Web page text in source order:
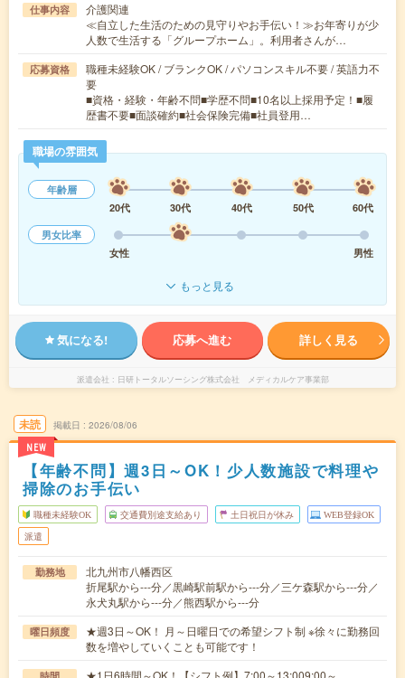
仕事内容
介護関連
≪自立した生活のための見守りやお手伝い！≫お年寄りが少
人数で生活する「グループホーム」。利用者さんが…
応募資格
職種未経験OK / ブランクOK / パソコンスキル不要 / 英語力不
要
■資格・経験・年齢不問■学歴不問■10名以上採用予定！■履
歴書不要■面談確約■社会保険完備■社員登用…
職場の雰囲気
年齢層
20代
30代 40代 50代
60代
男女比率
女性
男性
もっと見る
気になる! 応募へ進む 詳しく見る
派遣会社 日研トータルソーシング株式会社 メディカルケア事業部
未読
NEW
掲載日 2026/08/06
【年齢不問】週3日～OK！少人数施設で料理や
掃除のお手伝い
職種未経験OK 交通費別途支給あり 土日祝日が休み WEB登録OK
派遣
勤務地
北九州市八幡西区
折尾駅から---分／黒崎駅前駅から---分／三ケ森駅から---分／
永犬丸駅から---分／熊西駅から---分
曜日頻度
★週3日～OK！ 月～日曜日での希望シフト制 ※徐々に勤務回
数を増やしていくことも可能です！
★1日6時間～OK！【シフト例】7:00～13:009:00～